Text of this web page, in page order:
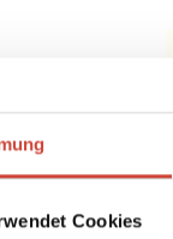
Cookies
einer
einen
der Oliver
›Sandcastle‹,